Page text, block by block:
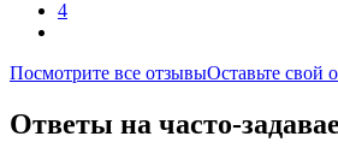
4
Посмотрите все отзывыОставьте свой
Ответы на часто-